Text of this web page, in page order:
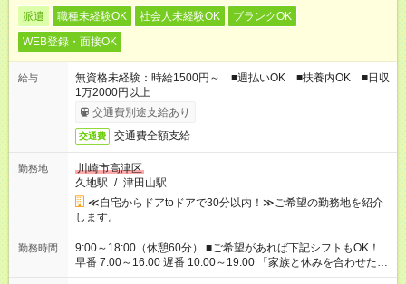
派遣 職種未経験OK 社会人未経験OK
ブランクOK
WEB登録・面接OK
給与
無資格未経験：時給1500円～ ■週払いOK ■扶養内OK ■日収
1万2000円以上
交通費別途支給あり
交通費 交通費全額支給
勤務地
川崎市高津区
久地駅 / 津田山駅
≪自宅からドアtoドアで30分以内！≫ご希望の勤務地を紹介
します。
勤務時間
9:00～18:00（休憩60分） ■ご希望があれば下記シフトもOK！
早番 7:00～16:00 遅番 10:00～19:00 「家族と休みを合わせた
い」 「余裕を持って夕飯の準備がしたい」 「できれば残業はし